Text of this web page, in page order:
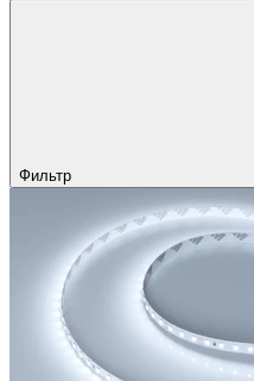
Фильтр